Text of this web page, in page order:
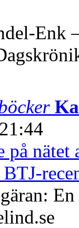
Enk
nätet